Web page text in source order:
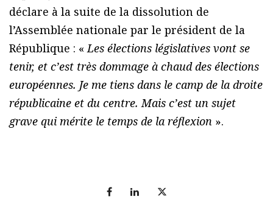
déclare à la suite de la dissolution de
l’Assemblée nationale par le président de la
République : «Les élections législatives vont se
tenir, et c’est très dommage à chaud des élections
européennes. Je me tiens dans le camp de la droite
républicaine et du centre. Mais c’est un sujet
grave qui mérite le temps de la réflexion ».